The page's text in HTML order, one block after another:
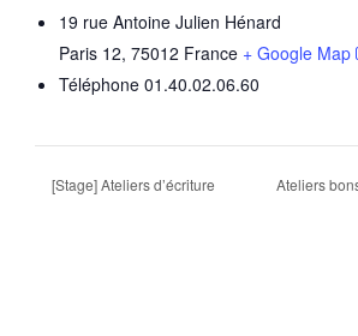
19 rue Antoine Julien Hénard
Paris 12, 75012 France + Google Map
Téléphone 01.40.02.06.60
[Stage] Ateliers d’écriture Ateliers